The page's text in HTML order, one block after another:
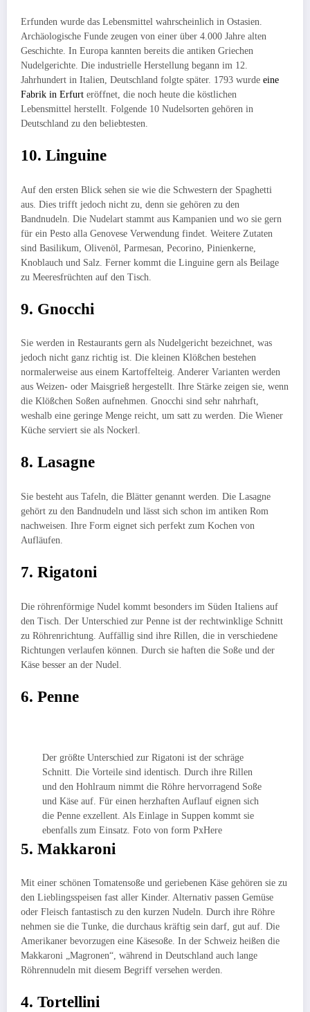
Erfunden wurde das Lebensmittel wahrscheinlich in Ostasien.
Archäologische Funde zeugen von einer über 4.000 Jahre alten
Geschichte. In Europa kannten bereits die antiken Griechen
Nudelgerichte. Die industrielle Herstellung begann im 12.
Jahrhundert in Italien, Deutschland folgte später. 1793 wurde eine
Fabrik in Erfurt eröffnet, die noch heute die köstlichen
Lebensmittel herstellt. Folgende 10 Nudelsorten gehören in
Deutschland zu den beliebtesten.
10. Linguine
Auf den ersten Blick sehen sie wie die Schwestern der Spaghetti
aus. Dies trifft jedoch nicht zu, denn sie gehören zu den
Bandnudeln. Die Nudelart stammt aus Kampanien und wo sie gern
für ein Pesto alla Genovese Verwendung findet. Weitere Zutaten
sind Basilikum, Olivenöl, Parmesan, Pecorino, Pinienkerne,
Knoblauch und Salz. Ferner kommt die Linguine gern als Beilage
zu Meeresfrüchten auf den Tisch.
9. Gnocchi
Sie werden in Restaurants gern als Nudelgericht bezeichnet, was
jedoch nicht ganz richtig ist. Die kleinen Klößchen bestehen
normalerweise aus einem Kartoffelteig. Anderer Varianten werden
aus Weizen- oder Maisgrieß hergestellt. Ihre Stärke zeigen sie, wenn
die Klößchen Soßen aufnehmen. Gnocchi sind sehr nahrhaft,
weshalb eine geringe Menge reicht, um satt zu werden. Die Wiener
Küche serviert sie als Nockerl.
8. Lasagne
Sie besteht aus Tafeln, die Blätter genannt werden. Die Lasagne
gehört zu den Bandnudeln und lässt sich schon im antiken Rom
nachweisen. Ihre Form eignet sich perfekt zum Kochen von
Aufläufen.
7. Rigatoni
Die röhrenförmige Nudel kommt besonders im Süden Italiens auf
den Tisch. Der Unterschied zur Penne ist der rechtwinklige Schnitt
zu Röhrenrichtung. Auffällig sind ihre Rillen, die in verschiedene
Richtungen verlaufen können. Durch sie haften die Soße und der
Käse besser an der Nudel.
6. Penne
Der größte Unterschied zur Rigatoni ist der schräge
Schnitt. Die Vorteile sind identisch. Durch ihre Rillen
und den Hohlraum nimmt die Röhre hervorragend Soße
und Käse auf. Für einen herzhaften Auflauf eignen sich
die Penne exzellent. Als Einlage in Suppen kommt sie
ebenfalls zum Einsatz. Foto von form PxHere
5. Makkaroni
Mit einer schönen Tomatensoße und geriebenen Käse gehören sie zu
den Lieblingsspeisen fast aller Kinder. Alternativ passen Gemüse
oder Fleisch fantastisch zu den kurzen Nudeln. Durch ihre Röhre
nehmen sie die Tunke, die durchaus kräftig sein darf, gut auf. Die
Amerikaner bevorzugen eine Käsesoße. In der Schweiz heißen die
Makkaroni „Magronen“, während in Deutschland auch lange
Röhrennudeln mit diesem Begriff versehen werden.
4. Tortellini